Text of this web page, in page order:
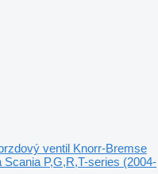
ventil Knorr-Bremse
P,G,R,T-series (2004-